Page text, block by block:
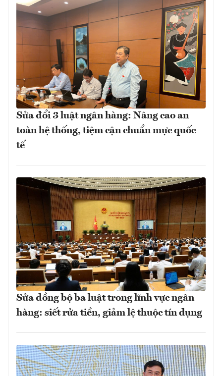
Sửa đổi 3 luật ngân hàng: Nâng cao an
toàn hệ thống, tiệm cận chuẩn mực quốc
tế
Sửa đồng bộ ba luật trong lĩnh vực ngân
hàng: siết rửa tiền, giảm lệ thuộc tín dụng